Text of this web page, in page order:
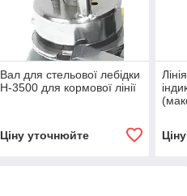
Вал для стельової лебідки
H-3500 для кормової лінії
Ціну уточнюйте